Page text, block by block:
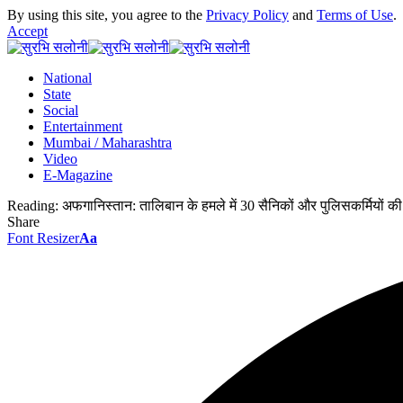
By using this site, you agree to the Privacy Policy and Terms of Use.
Accept
National
State
Social
Entertainment
Mumbai / Maharashtra
Video
E-Magazine
Reading: अफगानिस्तान: तालिबान के हमले में 30 सैनिकों और पुलिसकर्मियों की
Share
Font ResizerAa